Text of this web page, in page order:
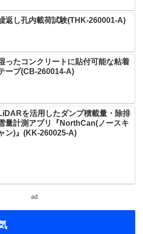
返し孔内載荷試験(THK-260001-A)
ったコンクリートに貼付可能な粘着
ープ(CB-260014-A)
を活用したダンプ積載量・除排
量計測アプリ『NorthCan(ノースキ
ン)』(KK-260025-A)
ad